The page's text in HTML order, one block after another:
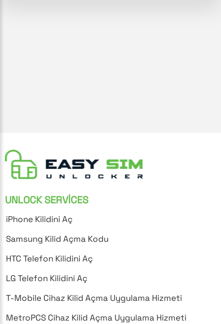
UNLOCK SERVICES
iPhone Kilidini Aç
Samsung Kilid Açma Kodu
HTC Telefon Kilidini Aç
LG Telefon Kilidini Aç
T-Mobile Cihaz Kilid Açma Uygulama Hizmeti
MetroPCS Cihaz Kilid Açma Uygulama Hizmeti